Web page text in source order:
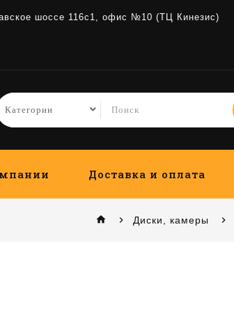
шоссе 116с1, офис №10 (ТЦ Кинезис)
Доставка и оплата
home Диски, камеры